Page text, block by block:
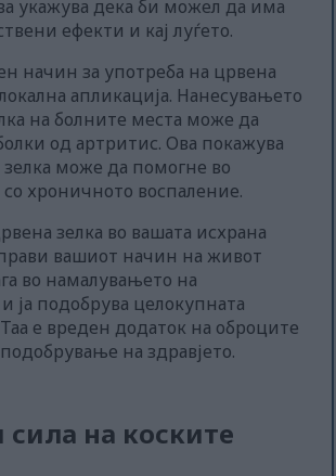
укажува дека би можел да има
ефекти и кај луѓето.
начин за употреба на црвена
апликација. Нанесувањето
на болните места може да
од артритис. Ова покажува
зелка може да помогне во
хроничното воспаление.
зелка во вашата исхрана
вашиот начин на живот
во намалувањето на
ја подобрува целокупната
Таа е вреден додаток на оброците
на здравјето.
сила на коските